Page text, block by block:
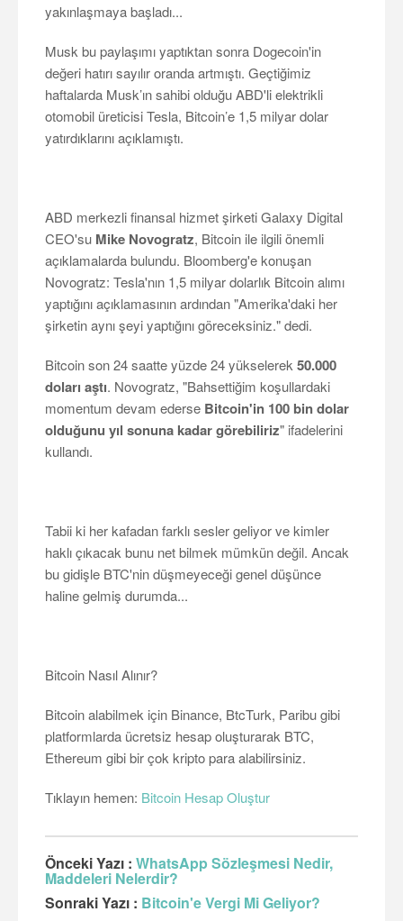
yakınlaşmaya başladı...
Musk bu paylaşımı yaptıktan sonra Dogecoin'in
değeri hatırı sayılır oranda artmıştı. Geçtiğimiz
haftalarda Musk’ın sahibi olduğu ABD'li elektrikli
otomobil üreticisi Tesla, Bitcoin’e 1,5 milyar dolar
yatırdıklarını açıklamıştı.
ABD merkezli finansal hizmet şirketi Galaxy Digital
CEO'su Mike Novogratz, Bitcoin ile ilgili önemli
açıklamalarda bulundu. Bloomberg'e konuşan
Novogratz: Tesla'nın 1,5 milyar dolarlık Bitcoin alımı
yaptığını açıklamasının ardından "Amerika'daki her
şirketin aynı şeyi yaptığını göreceksiniz." dedi.
Bitcoin son 24 saatte yüzde 24 yükselerek 50.000
doları aştı. Novogratz, "Bahsettiğim koşullardaki
momentum devam ederse Bitcoin'in 100 bin dolar
olduğunu yıl sonuna kadar görebiliriz" ifadelerini
kullandı.
Tabii ki her kafadan farklı sesler geliyor ve kimler
haklı çıkacak bunu net bilmek mümkün değil. Ancak
bu gidişle BTC'nin düşmeyeceği genel düşünce
haline gelmiş durumda...
Bitcoin Nasıl Alınır?
Bitcoin alabilmek için Binance, BtcTurk, Paribu gibi
platformlarda ücretsiz hesap oluşturarak BTC,
Ethereum gibi bir çok kripto para alabilirsiniz.
Tıklayın hemen: Bitcoin Hesap Oluştur
Önceki Yazı : WhatsApp Sözleşmesi Nedir,
Maddeleri Nelerdir?
Sonraki Yazı : Bitcoin'e Vergi Mi Geliyor?